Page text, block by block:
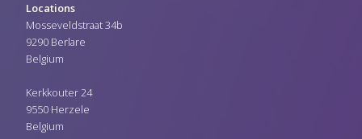
Locations
Mosseveldstraat 34b
9290 Berlare
Belgium
Kerkkouter 24
9550 Herzele
Belgium